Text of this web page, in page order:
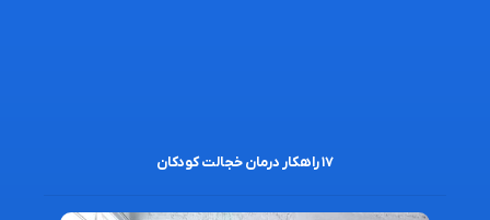
۱۷ راهکار درمان خجالت کودکان